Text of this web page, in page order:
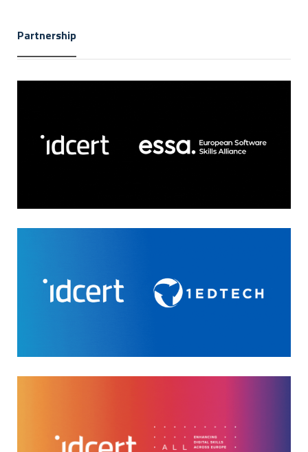
Partnership